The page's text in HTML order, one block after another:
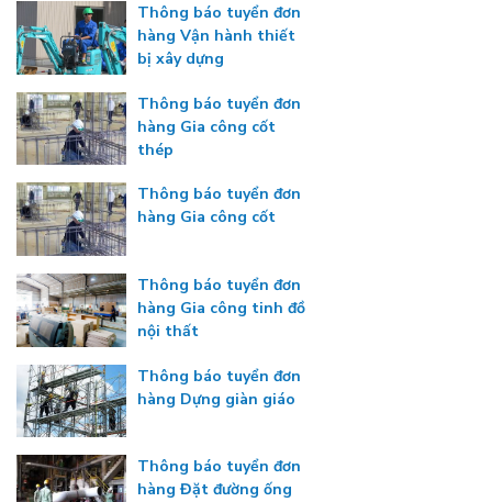
Thông báo tuyển đơn
hàng Vận hành thiết
bị xây dựng
Thông báo tuyển đơn
hàng Gia công cốt
thép
Thông báo tuyển đơn
hàng Gia công cốt
Thông báo tuyển đơn
hàng Gia công tinh đồ
nội thất
Thông báo tuyển đơn
hàng Dựng giàn giáo
Thông báo tuyển đơn
hàng Đặt đường ống